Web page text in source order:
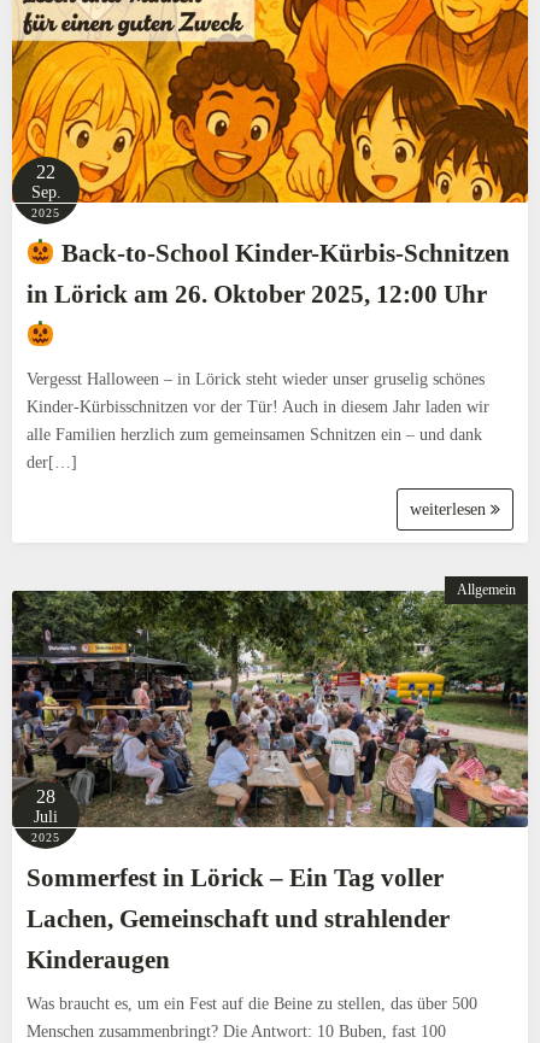
22
Sep.
2025
Back-to-School Kinder-Kürbis-Schnitzen
in Lörick am 26. Oktober 2025, 12:00 Uhr
Vergesst Halloween – in Lörick steht wieder unser gruselig schönes
Kinder-Kürbisschnitzen vor der Tür! Auch in diesem Jahr laden wir
alle Familien herzlich zum gemeinsamen Schnitzen ein – und dank
der[…]
weiterlesen
Allgemein
28
Juli
2025
Sommerfest in Lörick – Ein Tag voller
Lachen, Gemeinschaft und strahlender
Kinderaugen
Was braucht es, um ein Fest auf die Beine zu stellen, das über 500
Menschen zusammenbringt? Die Antwort: 10 Buben, fast 100